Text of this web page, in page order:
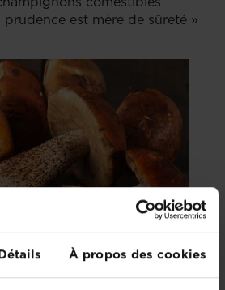
À propos des cookies
prudence est mère de sûreté »
comestibles